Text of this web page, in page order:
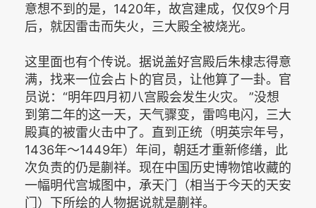
意想不到的是，1420年，故宫建成，仅仅9个月
后，就因雷击而失火，三大殿全被烧光。
这里面也有个传说。据说盖好宫殿后朱棣志得意
满，找来一位会占卜的官员，让他算了一卦。官
员说：“明年四月初八宫殿会发生火灾。 ”没想
到第二年的这一天，天气骤变，雷鸣电闪，三大
殿真的被雷火击中了。直到正统（明英宗年号，
1436年～1449年）年间，朝廷才重新修缮，此
次负责的仍是蒯祥。现在中国历史博物馆收藏的
一幅明代宫城图中，承天门（相当于今天的天安
门）下所绘的人物据说就是蒯祥。